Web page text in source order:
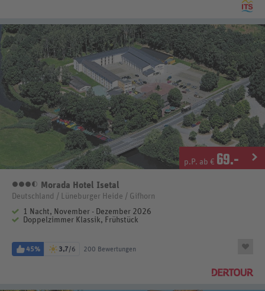
p.P. ab € 69.-
3,5 Sterne
Morada Hotel Isetal
Deutschland / Lüneburger Heide / Gifhorn
1 Nacht, November - Dezember 2026
Doppelzimmer Klassik, Frühstück
45% 3,7/6 200 Bewertungen